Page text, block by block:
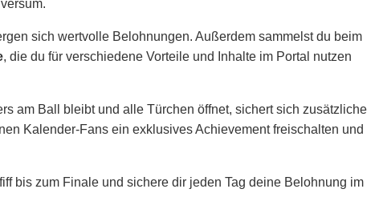
sich wertvolle Belohnungen. Außerdem sammelst du beim
, die du für verschiedene Vorteile und Inhalte im Portal nutzen
am Ball bleibt und alle Türchen öffnet, sichert sich zusätzliche
Kalender-Fans ein exklusives Achievement freischalten und
bis zum Finale und sichere dir jeden Tag deine Belohnung im